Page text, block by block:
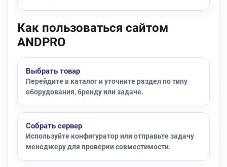
Как пользоваться сайтом
ANDPRO
Выбрать товар
Перейдите в каталог и уточните раздел по типу
оборудования, бренду или задаче.
Собрать сервер
Используйте конфигуратор или отправьте задачу
менеджеру для проверки совместимости.